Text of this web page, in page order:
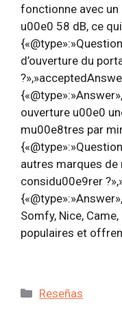
fonctionne avec
u00e0 58 dB, ce
d’ouverture du
ouverture u00e0
mu00e8tres par
autres marques
considu00e9rer
Somfy, Nice,
populaires et
Categorías
Reseñas